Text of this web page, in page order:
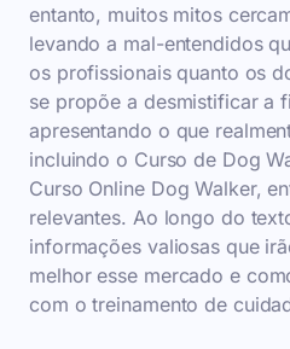
entanto, muitos mitos
levando a mal-entendidos
os profissionais quanto os
se propõe a desmistificar a
apresentando o que
incluindo o Curso de Dog
Curso Online Dog Walker,
relevantes. Ao longo do
informações valiosas que
melhor esse mercado e
com o treinamento de